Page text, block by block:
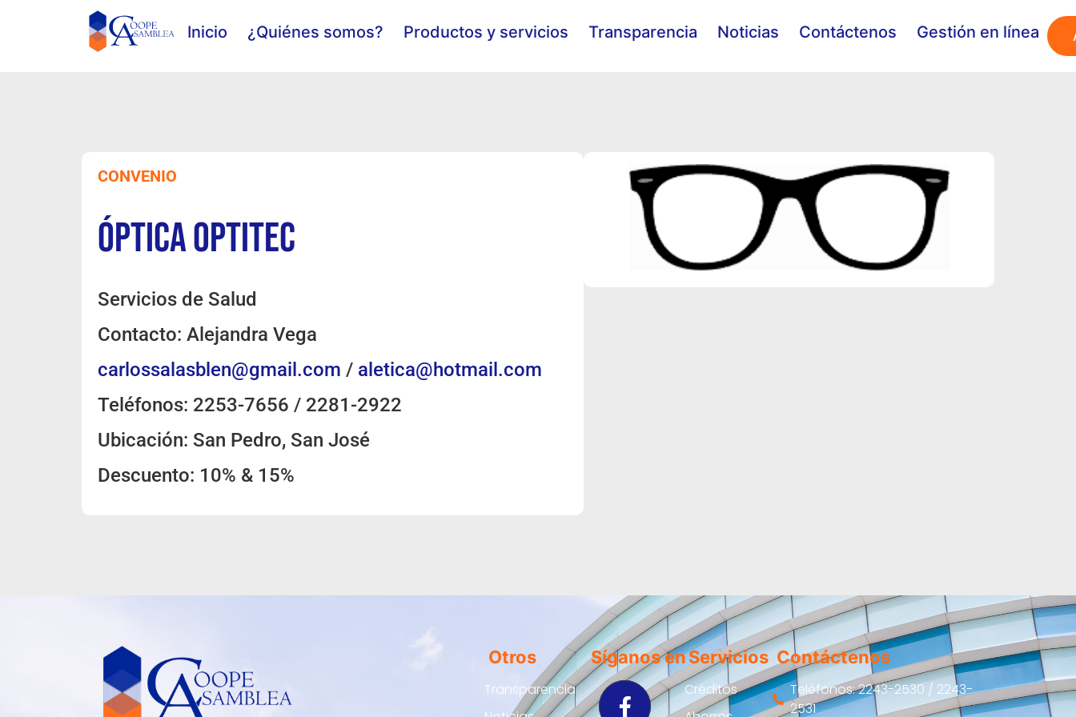
Inicio ¿Quiénes somos? Productos y servicios Transparencia Noticias Contáctenos Gestión en línea
CONVENIO
Óptica Optitec
Servicios de Salud
Contacto: Alejandra Vega
carlossalasblen@gmail.com / aletica@hotmail.com
Teléfonos: 2253-7656 / 2281-2922
Ubicación: San Pedro, San José
Descuento: 10% & 15%
Otros
Transparencia
Síganos enServicios
Créditos
Contáctenos
Teléfonos: 2243-2530 / 2243-
2531